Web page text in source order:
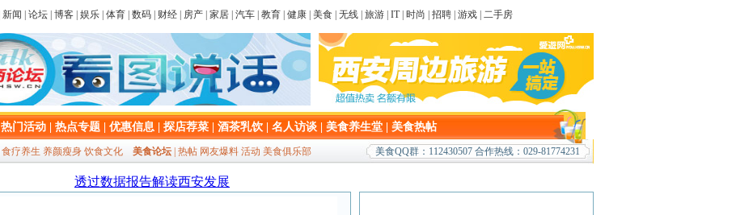
新闻 论坛| 博客| 娱乐| 体育| 数码| 财经| 房产| 家居| 汽车| 教育| 健康| 美食| 无线| 旅游| IT| 时尚 招聘| 游戏| 二手房
热门活动 热点专题 优惠信息 探店荐菜 酒茶乳饮 名人访谈 美食养生堂 美食热帖
食疗养生 养颜瘦身 饮食文化 美食论坛 热帖 网友爆料 活动 美食俱乐部 美食QQ群：112430507 合作热线：029-81774231